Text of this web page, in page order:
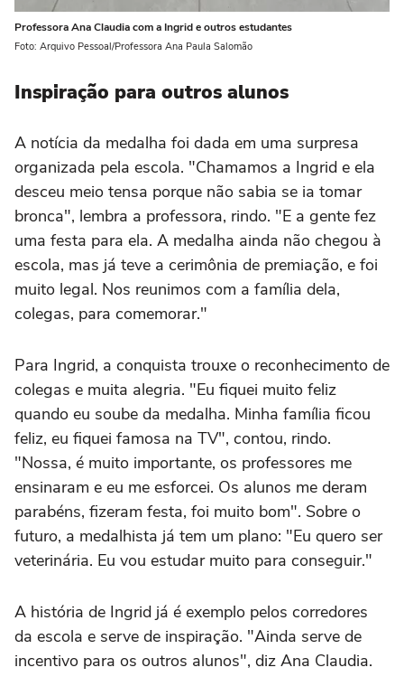
Professora Ana Claudia com a Ingrid e outros estudantes
Foto: Arquivo Pessoal/Professora Ana Paula Salomão
Inspiração para outros alunos
A notícia da medalha foi dada em uma surpresa
organizada pela escola. "Chamamos a Ingrid e ela
desceu meio tensa porque não sabia se ia tomar
bronca", lembra a professora, rindo. "E a gente fez
uma festa para ela. A medalha ainda não chegou à
escola, mas já teve a cerimônia de premiação, e foi
muito legal. Nos reunimos com a família dela,
colegas, para comemorar."
Para Ingrid, a conquista trouxe o reconhecimento de
colegas e muita alegria. "Eu fiquei muito feliz
quando eu soube da medalha. Minha família ficou
feliz, eu fiquei famosa na TV", contou, rindo.
"Nossa, é muito importante, os professores me
ensinaram e eu me esforcei. Os alunos me deram
parabéns, fizeram festa, foi muito bom". Sobre o
futuro, a medalhista já tem um plano: "Eu quero ser
veterinária. Eu vou estudar muito para conseguir."
A história de Ingrid já é exemplo pelos corredores
da escola e serve de inspiração. "Ainda serve de
incentivo para os outros alunos", diz Ana Claudia.